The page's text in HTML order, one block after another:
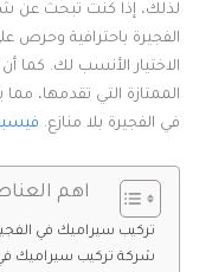
لذلك، إذا كنت تبحث عن
الفجيرة باحترافية وحرص
الاختيار الأنسب لك. كما
الممتازة التي تقدمها،
في الفجيرة بلا منازع.
اهم
تركيب سيراميك في
شركة تركيب سيراميك في